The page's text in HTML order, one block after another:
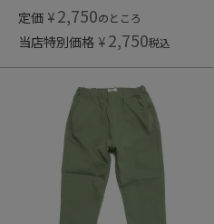
定価 ¥ 2,750のところ
当店特別価格 ¥ 2,750税込